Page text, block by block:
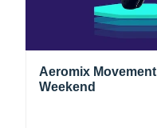
Aeromix Movement
Weekend